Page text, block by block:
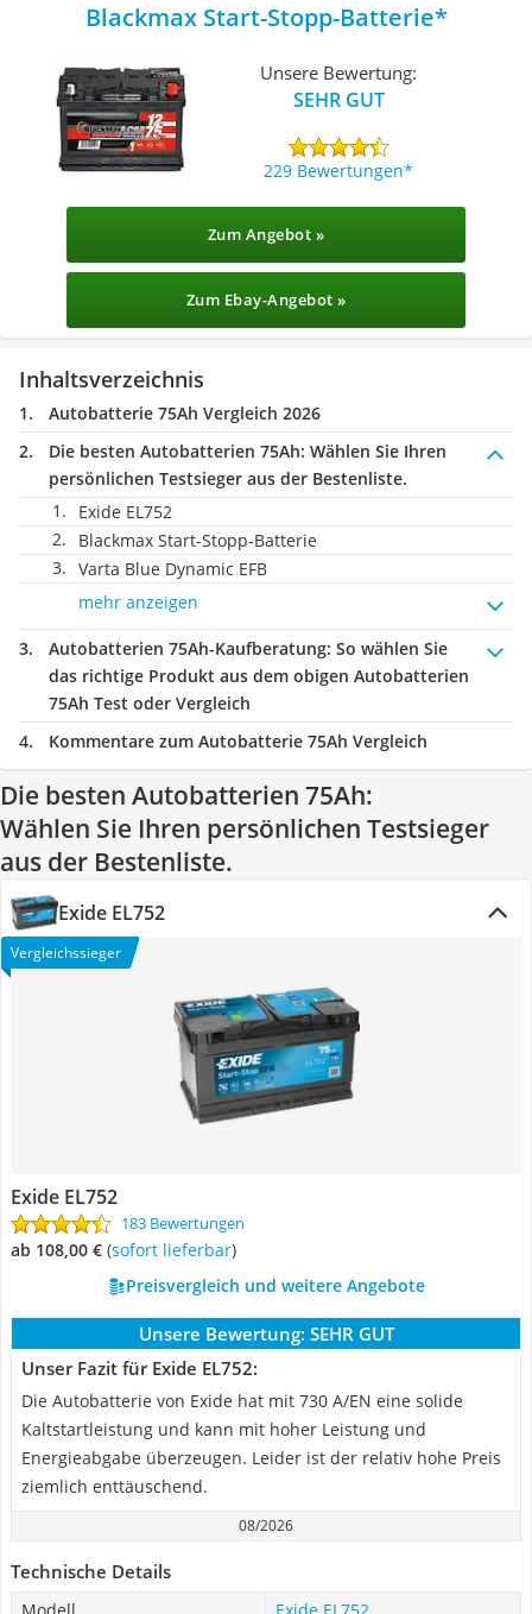
Blackmax Start-Stopp-Batterie
Unsere Bewertung:
SEHR GUT
229 Bewertungen
Zum Angebot »
Zum Ebay-Angebot »
Inhaltsverzeichnis
Autobatterie 75Ah Vergleich 2026
Die besten Autobatterien 75Ah: Wählen Sie Ihren
persönlichen Testsieger aus der Bestenliste.
Exide EL752
Blackmax Start-Stopp-Batterie
Varta Blue Dynamic EFB
mehr anzeigen
Autobatterien 75Ah-Kaufberatung: So wählen Sie
das richtige Produkt aus dem obigen Autobatterien
75Ah Test oder Vergleich
Kommentare zum Autobatterie 75Ah Vergleich
Die besten Autobatterien 75Ah:
Wählen Sie Ihren persönlichen Testsieger
aus der Bestenliste.
Exide EL752
Vergleichssieger
Exide EL752
183 Bewertungen
ab 108,00 € ( Sofort lieferbar)
Preisvergleich und weitere Angebote
Unsere Bewertung: SEHR GUT
Unser Fazit für Exide EL752:
Die Autobatterie von Exide hat mit 730 A/EN eine solide
Kaltstartleistung und kann mit hoher Leistung und
Energieabgabe überzeugen. Leider ist der relativ hohe Preis
ziemlich enttäuschend.
08/2026
Technische Details